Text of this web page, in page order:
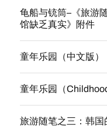
龟船与铳筒–《旅游
馆缺乏真实》附件
童年乐园（中文版）
童年乐园（
旅游随笔之三：韩